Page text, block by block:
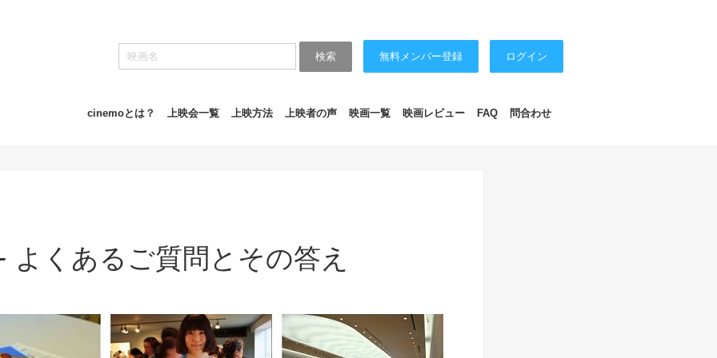
検索 無料メンバー登録 ログイン
cinemoとは？ 上映会一覧 上映方法 上映者の声 映画一覧 映画レビュー FAQ 問合わせ
よくあるご質問とその答え